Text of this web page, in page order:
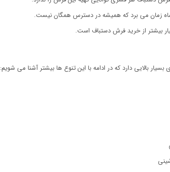
زمان می برد که همیشه در دسترس همگان نیست.
بیشتر از خرید فرش دستباف است.
بالایی دارد که در ادامه با این تنوع ها بیشتر آشنا می شویم: